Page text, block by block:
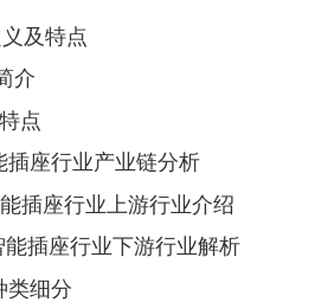
及特点
介
点
插座行业产业链分析
插座行业上游行业介绍
插座行业下游行业解析
类细分